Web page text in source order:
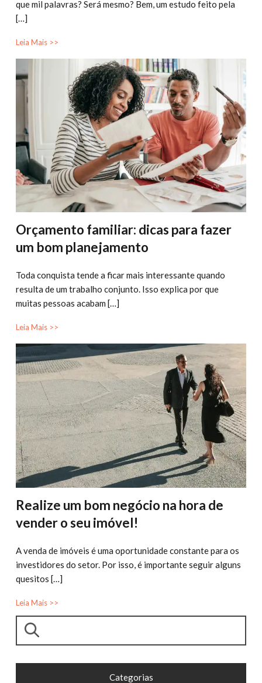
que mil palavras? Será mesmo? Bem, um estudo feito pela
[…]
Leia Mais >>
Orçamento familiar: dicas para fazer
um bom planejamento
Toda conquista tende a ficar mais interessante quando
resulta de um trabalho conjunto. Isso explica por que
muitas pessoas acabam […]
Leia Mais >>
Realize um bom negócio na hora de
vender o seu imóvel!
A venda de imóveis é uma oportunidade constante para os
investidores do setor. Por isso, é importante seguir alguns
quesitos […]
Leia Mais >>
Pesquisar
Categorias